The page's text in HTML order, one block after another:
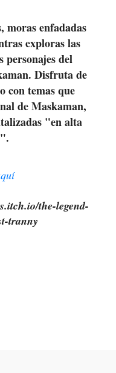
moras enfadadas
exploras las
personajes del
Disfruta de
con temas que
de Maskaman,
"en alta
the-legend-
tranny